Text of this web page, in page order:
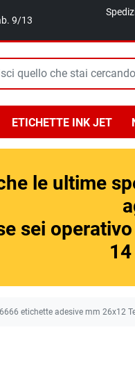
9/13
ETICHETTE INK JET
le ultime
sei
etichette adesive mm 26x12